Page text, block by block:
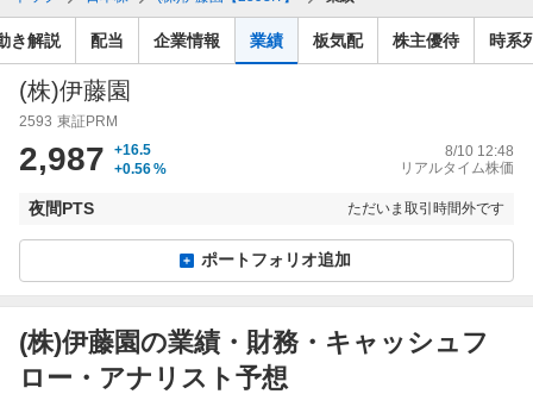
検
索
き解説 配当 企業情報 業績 板気配 株主優待 時系
(株)伊藤園
2593 東証PRM
2,987
+16.5
+0.56%
8/10 12:48
リアルタイム株価
夜間PTS ただいま取引時間外です
ポートフォリオ追加
(株)伊藤園の業績・財務・キャッシュフ
ロー・アナリスト予想